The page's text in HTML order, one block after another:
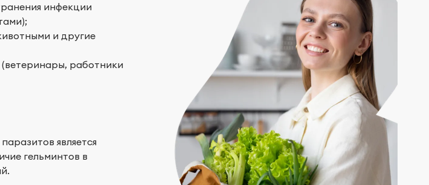
инфекции
и другие
работники
является
гельминтов в